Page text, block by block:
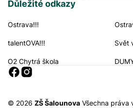
Důležité odkazy
Navigační odkazy
Ostrava!!!
talentOVA!!! Svět
O2 Chytrá škola
Sociální sítě
© 2026 ZŠ Šalounova Všechna práva